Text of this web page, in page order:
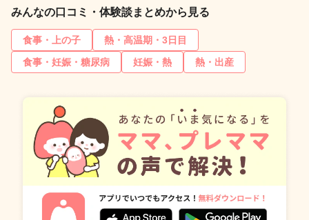
みんなの口コミ・体験談まとめから見る
食事・上の子
熱・高温期・3日目
食事・妊娠・糖尿病
妊娠・熱 熱・出産